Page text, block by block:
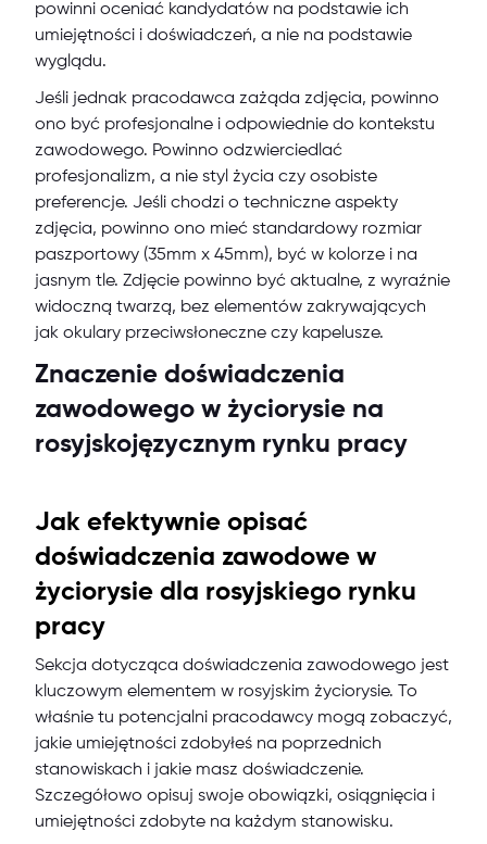
powinni oceniać kandydatów na podstawie ich
umiejętności i doświadczeń, a nie na podstawie
wyglądu.
Jeśli jednak pracodawca zażąda zdjęcia, powinno
ono być profesjonalne i odpowiednie do kontekstu
zawodowego. Powinno odzwierciedlać
profesjonalizm, a nie styl życia czy osobiste
preferencje. Jeśli chodzi o techniczne aspekty
zdjęcia, powinno ono mieć standardowy rozmiar
paszportowy (35mm x 45mm), być w kolorze i na
jasnym tle. Zdjęcie powinno być aktualne, z wyraźnie
widoczną twarzą, bez elementów zakrywających
jak okulary przeciwsłoneczne czy kapelusze.
Znaczenie doświadczenia
zawodowego w życiorysie na
rosyjskojęzycznym rynku pracy
Jak efektywnie opisać
doświadczenia zawodowe w
życiorysie dla rosyjskiego rynku
pracy
Sekcja dotycząca doświadczenia zawodowego jest
kluczowym elementem w rosyjskim życiorysie. To
właśnie tu potencjalni pracodawcy mogą zobaczyć,
jakie umiejętności zdobyłeś na poprzednich
stanowiskach i jakie masz doświadczenie.
Szczegółowo opisuj swoje obowiązki, osiągnięcia i
umiejętności zdobyte na każdym stanowisku.